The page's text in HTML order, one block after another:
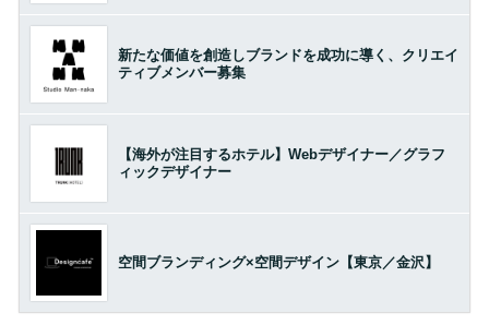
新たな価値を創造しブランドを成功に導く、クリエイ
ティブメンバー募集
【海外が注目するホテル】Webデザイナー／グラフ
ィックデザイナー
空間ブランディング×空間デザイン【東京／金沢】